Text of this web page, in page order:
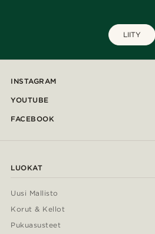
LIITY
INSTAGRAM
YOUTUBE
FACEBOOK
LUOKAT
Uusi Mallisto
Korut & Kellot
Pukuasusteet